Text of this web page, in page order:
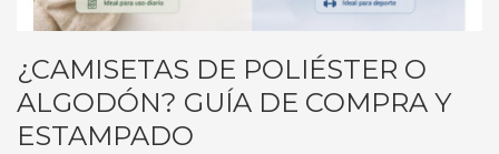
¿CAMISETAS DE POLIÉSTER O
ALGODÓN? GUÍA DE COMPRA Y
ESTAMPADO